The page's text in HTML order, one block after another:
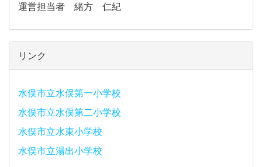
運営担当者 緒方 仁紀
リンク
水俣市立水俣第一小学校
水俣市立水俣第二小学校
水俣市立水東小学校
水俣市立湯出小学校